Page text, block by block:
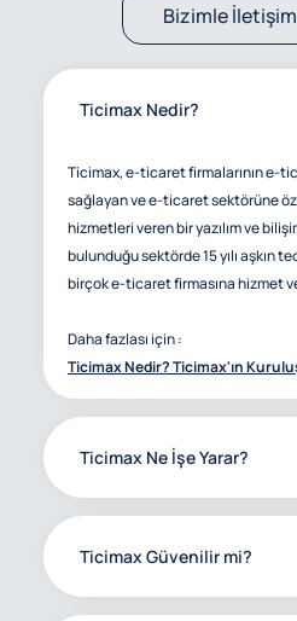
Bizimle
Ticimax Nedir?
Ticimax, e-ticaret firmalarının e-
sağlayan ve e-ticaret sektörüne
hizmetleri veren bir yazılım ve
bulunduğu sektörde 15 yılı aşkın
birçok e-ticaret firmasına hizmet
Daha fazlası için :
Ticimax Nedir? Ticimax'ın
Ticimax Ne İşe Yarar?
Ticimax Güvenilir mi?